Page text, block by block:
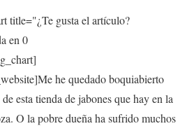
title="¿Te gusta el artículo?
en 0
he quedado boquiabierto
esta tienda de jabones que hay en la
O la pobre dueña ha sufrido muchos